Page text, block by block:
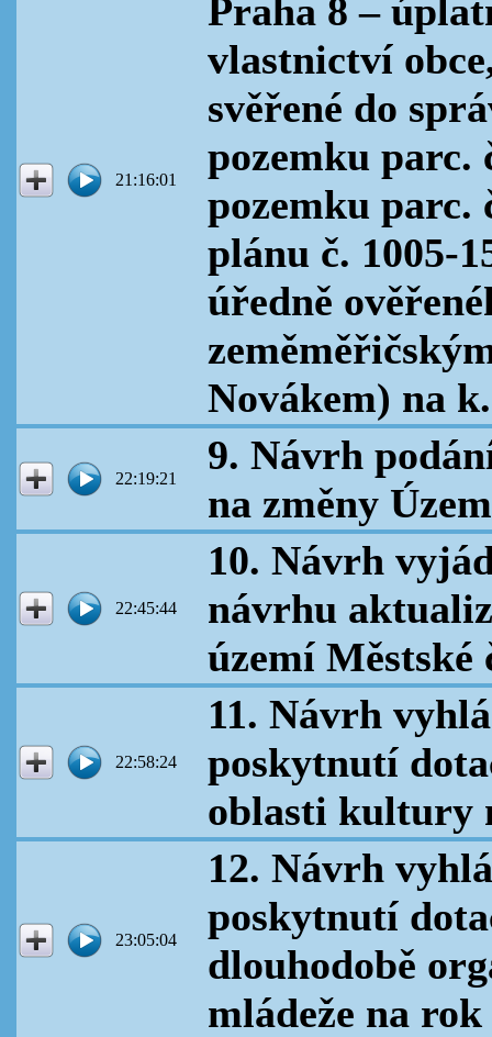
21:16:01
Praha 8 –
vlastnictví
svěřené do
pozemku parc.
pozemku parc.
plánu č. 1005-
úředně
Novákem) na
22:19:21
9. Návrh
na změny
22:45:44
10. Návrh
návrhu
území Městské
22:58:24
11. Návrh
poskytnutí
oblasti kultury
23:05:04
12. Návrh
poskytnutí
dlouhodobě
mládeže na rok